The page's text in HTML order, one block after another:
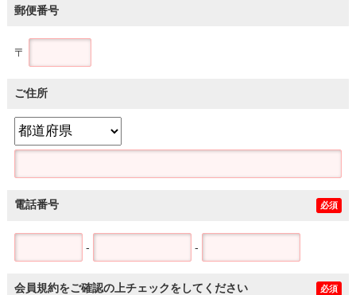
郵便番号
〒
ご住所
電話番号 必須
- -
会員規約をご確認の上チェックをしてください 必須